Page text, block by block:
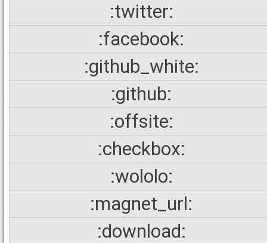
:twitter:
:facebook:
:github_white:
:github:
:offsite:
:checkbox:
:wololo:
:magnet_url:
:download: